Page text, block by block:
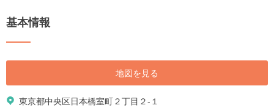
基本情報
地図を見る
東京都中央区日本橋室町２丁目２-１